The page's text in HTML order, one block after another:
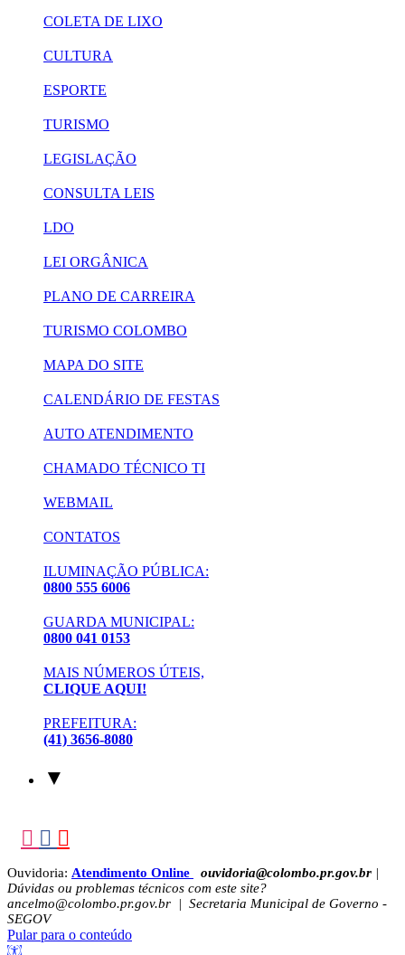
COLETA DE LIXO
CULTURA
ESPORTE
TURISMO
LEGISLAÇÃO
CONSULTA LEIS
LDO
LEI ORGÂNICA
PLANO DE CARREIRA
TURISMO COLOMBO
MAPA DO SITE
CALENDÁRIO DE FESTAS
AUTO ATENDIMENTO
CHAMADO TÉCNICO TI
WEBMAIL
CONTATOS
ILUMINAÇÃO PÚBLICA:
0800 555 6006
GUARDA MUNICIPAL:
0800 041 0153
MAIS NÚMEROS ÚTEIS,
CLIQUE AQUI!
PREFEITURA:
(41) 3656-8080
▼
Ouvidoria: Atendimento Online ouvidoria@colombo.pr.gov.br |
Dúvidas ou problemas técnicos com este site?
ancelmo@colombo.pr.gov.br | Secretaria Municipal de Governo -
SEGOV
Pular para o conteúdo
Barra